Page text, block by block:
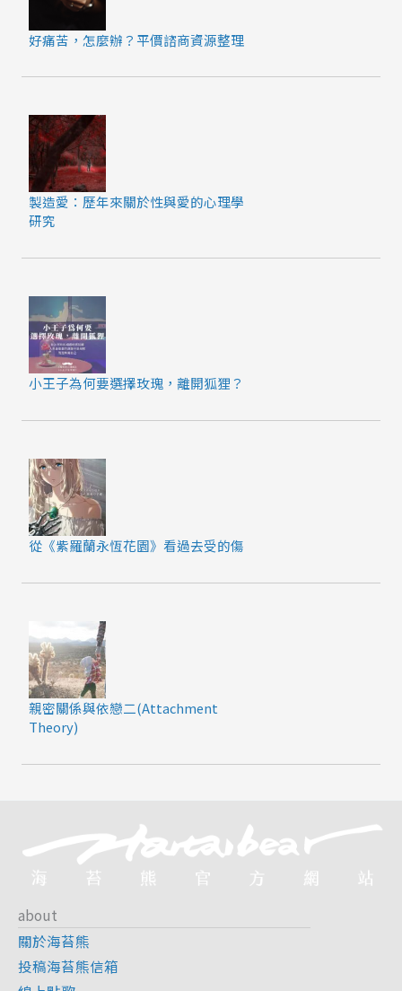
好痛苦，怎麼辦？平價諮商資源整理
製造愛：歷年來關於性與愛的心理學
研究
小王子為何要選擇玫瑰，離開狐狸？
從《紫羅蘭永恆花園》看過去受的傷
親密關係與依戀二(Attachment
Theory)
about
關於海苔熊
投稿海苔熊信箱